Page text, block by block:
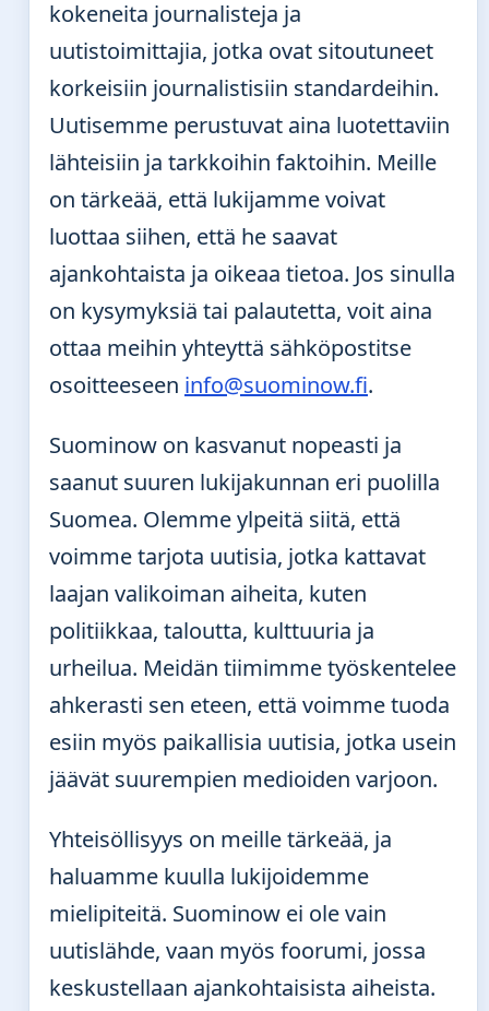
kokeneita journalisteja ja
uutistoimittajia, jotka ovat sitoutuneet
korkeisiin journalistisiin standardeihin.
Uutisemme perustuvat aina luotettaviin
lähteisiin ja tarkkoihin faktoihin. Meille
on tärkeää, että lukijamme voivat
luottaa siihen, että he saavat
ajankohtaista ja oikeaa tietoa. Jos sinulla
on kysymyksiä tai palautetta, voit aina
ottaa meihin yhteyttä sähköpostitse
osoitteeseen info@suominow.fi.
Suominow on kasvanut nopeasti ja
saanut suuren lukijakunnan eri puolilla
Suomea. Olemme ylpeitä siitä, että
voimme tarjota uutisia, jotka kattavat
laajan valikoiman aiheita, kuten
politiikkaa, taloutta, kulttuuria ja
urheilua. Meidän tiimimme työskentelee
ahkerasti sen eteen, että voimme tuoda
esiin myös paikallisia uutisia, jotka usein
jäävät suurempien medioiden varjoon.
Yhteisöllisyys on meille tärkeää, ja
haluamme kuulla lukijoidemme
mielipiteitä. Suominow ei ole vain
uutislähde, vaan myös foorumi, jossa
keskustellaan ajankohtaisista aiheista.